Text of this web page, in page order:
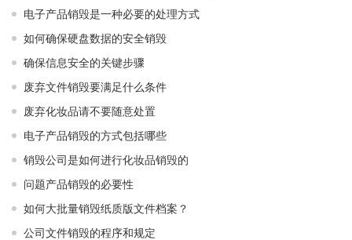
电子产品销毁是一种必要的处理方式
如何确保硬盘数据的安全销毁
确保信息安全的关键步骤
废弃文件销毁要满足什么条件
废弃化妆品请不要随意处置
电子产品销毁的方式包括哪些
销毁公司是如何进行化妆品销毁的
问题产品销毁的必要性
如何大批量销毁纸质版文件档案？
公司文件销毁的程序和规定